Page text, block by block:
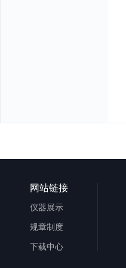
网站链接
仪器展示
规章制度
下载中心